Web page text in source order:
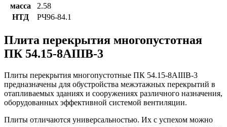
масса
2.58
НТД
РЧ96-84.1
Плита перекрытия многопустотная
ПК 54.15-8АIIIВ-3
Плиты перекрытия многопустотные ПК 54.15-8АIIIВ-3
предназначены для обустройства межэтажных перекрытий в
отапливаемых зданиях и сооружениях различного назначения,
оборудованных эффективной системой вентиляции.
Плиты отличаются универсальностью. Их с успехом можно